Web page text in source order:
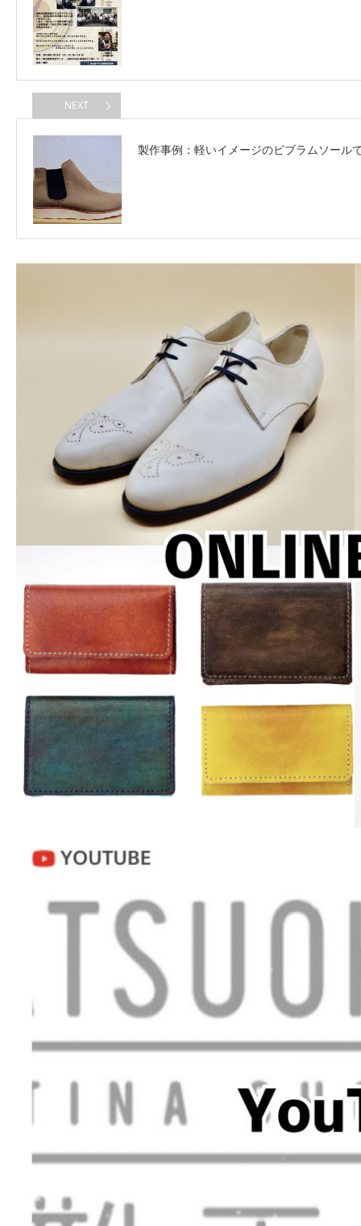
NEXT
製作事例：軽いイメージのビブラムソール